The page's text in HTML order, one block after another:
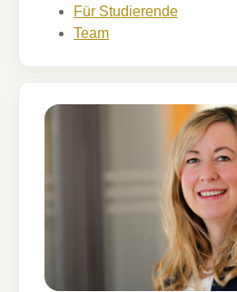
Für Studierende
Team